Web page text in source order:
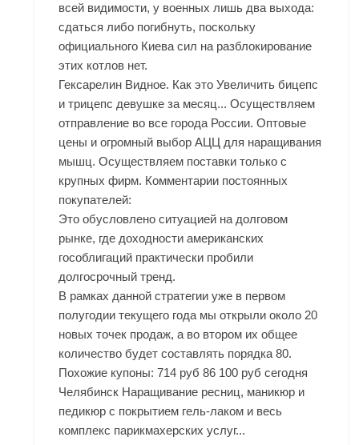
всей видимости, у военных лишь два выхода:
сдаться либо погибнуть, поскольку
официального Киева сил на разблокирование
этих котлов нет.
Гексарелин Видное. Как это Увеличить бицепс
и трицепс девушке за месяц... Осуществляем
отправление во все города России. Оптовые
цены и огромный выбор АЦЦ для наращивания
мышц. Осуществляем поставки только с
крупных фирм. Комментарии постоянных
покупателей:
Это обусловлено ситуацией на долговом
рынке, где доходности американских
гособлигаций практически пробили
долгосрочный тренд.
В рамках данной стратегии уже в первом
полугодии текущего года мы открыли около 20
новых точек продаж, а во втором их общее
количество будет составлять порядка 80.
Похожие купоны: 714 руб 86 100 руб сегодня
Челябинск Наращивание ресниц, маникюр и
педикюр с покрытием гель-лаком и весь
комплекс парикмахерских услуг...